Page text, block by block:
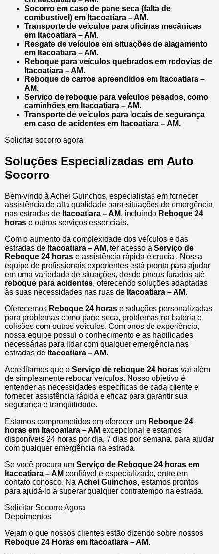
Socorro em caso de pane seca (falta de
combustível) em Itacoatiara – AM.
Transporte de veículos para oficinas mecânicas
em Itacoatiara – AM.
Resgate de veículos em situações de alagamento
em Itacoatiara – AM.
Reboque para veículos quebrados em rodovias de
Itacoatiara – AM.
Reboque de carros apreendidos em Itacoatiara –
AM.
Serviço de reboque para veículos pesados, como
caminhões em Itacoatiara – AM.
Transporte de veículos para locais de segurança
em caso de acidentes em Itacoatiara – AM.
Solicitar socorro agora
Soluções Especializadas em Auto
Socorro
Bem-vindo à Achei Guinchos, especialistas em fornecer
assistência de alta qualidade para situações de emergência
nas estradas de Itacoatiara – AM, incluindo Reboque 24
horas e outros serviços essenciais.
Com o aumento da complexidade dos veículos e das
estradas de Itacoatiara – AM, ter acesso a Serviço de
Reboque 24 horas e assistência rápida é crucial. Nossa
equipe de profissionais experientes está pronta para ajudar
em uma variedade de situações, desde pneus furados até
reboque para acidentes, oferecendo soluções adaptadas
às suas necessidades nas ruas de Itacoatiara – AM.
Oferecemos Reboque 24 horas e soluções personalizadas
para problemas como pane seca, problemas na bateria e
colisões com outros veículos. Com anos de experiência,
nossa equipe possui o conhecimento e as habilidades
necessárias para lidar com qualquer emergência nas
estradas de Itacoatiara – AM.
Acreditamos que o Serviço de reboque 24 horas vai além
de simplesmente rebocar veículos. Nosso objetivo é
entender as necessidades específicas de cada cliente e
fornecer assistência rápida e eficaz para garantir sua
segurança e tranquilidade.
Estamos comprometidos em oferecer um Reboque 24
horas em Itacoatiara – AM excepcional e estamos
disponíveis 24 horas por dia, 7 dias por semana, para ajudar
com qualquer emergência na estrada.
Se você procura um Serviço de Reboque 24 horas em
Itacoatiara – AM confiável e especializado, entre em
contato conosco. Na Achei Guinchos, estamos prontos
para ajudá-lo a superar qualquer contratempo na estrada.
Solicitar Socorro Agora
Depoimentos
Vejam o que nossos clientes estão dizendo sobre nossos
Reboque 24 Horas em Itacoatiara – AM.